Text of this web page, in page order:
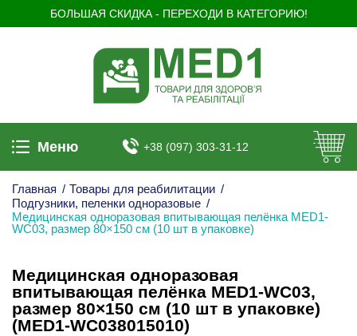
БОЛЬШАЯ СКИДКА - ПЕРЕХОДИ В КАТЕГОРИЮ!
Меню +38 (097) 303-31-12
Главная / Товары для реабилитации /
Подгузники, пеленки одноразовые /
Медицинская одноразовая впитывающая пелёнка MED1-
WC03, размер 80×150 см (10 шт в упаковке)
Медицинская одноразовая
впитывающая пелёнка MED1-WC03,
размер 80×150 см (10 шт в упаковке)
(MED1-WC038015010)